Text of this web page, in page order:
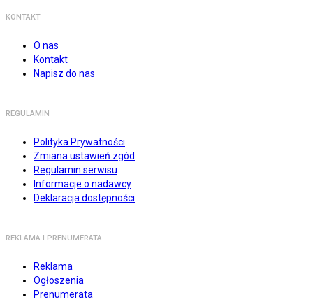
KONTAKT
O nas
Kontakt
Napisz do nas
REGULAMIN
Polityka Prywatności
Zmiana ustawień zgód
Regulamin serwisu
Informacje o nadawcy
Deklaracja dostępności
REKLAMA I PRENUMERATA
Reklama
Ogłoszenia
Prenumerata